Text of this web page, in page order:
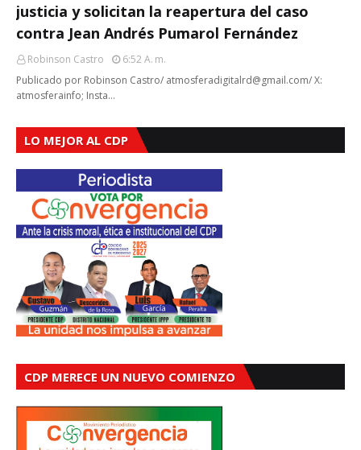
justicia y solicitan la reapertura del caso
contra Jean Andrés Pumarol Fernández
Robinson Castro
6:52 A. M.
Publicado por Robinson Castro/ atmosferadigitalrd@gmail.com/ X:
atmosferainfo; Insta…
LO MEJOR AL CDP
CDP MERECE UN NUEVO COMIENZO